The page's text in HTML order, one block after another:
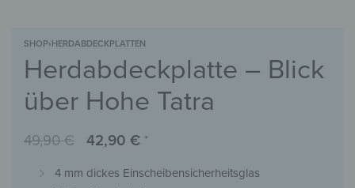
SHOP›HERDABDECKPLATTEN
Herdabdeckplatte – Blick
über Hohe Tatra
49,90€ 42,90 € *
4 mm dickes Einscheibensicherheitsglas